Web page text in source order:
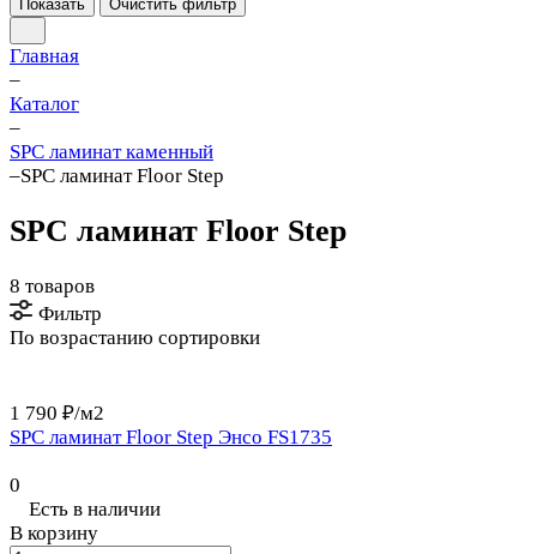
Показать Очистить фильтр
Главная
–
Каталог
–
SPC ламинат каменный
–SPC ламинат Floor Step
SPC ламинат Floor Step
8 товаров
Фильтр
По возрастанию сортировки
1 790 ₽/м2
SPC ламинат Floor Step Энсо FS1735
0
Есть в наличии
В корзину